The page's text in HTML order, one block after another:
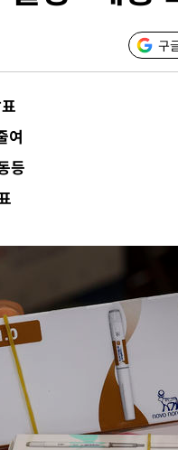
섬에서 두차
120일 후
구
여
등